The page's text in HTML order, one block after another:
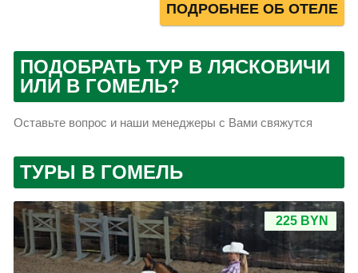
ПОДРОБНЕЕ ОБ ОТЕЛЕ
ПОДОБРАТЬ ТУР В ЛЯСКОВИЧИ
ИЛИ В ГОМЕЛЬ?
Оставьте вопрос и наши менеджеры с Вами свяжутся
ТУРЫ В ГОМЕЛЬ
225 BYN